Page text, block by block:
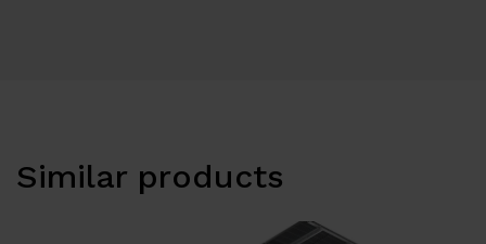
Similar products